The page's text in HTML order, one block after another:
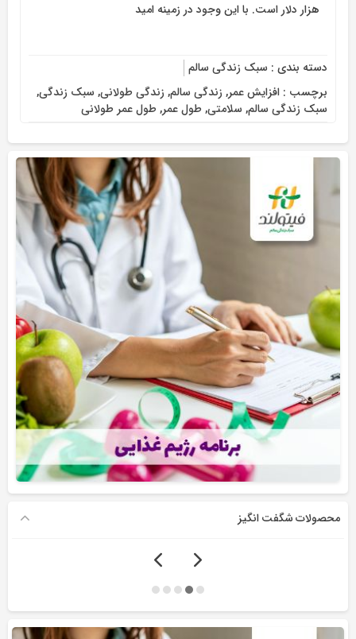
هزار دلار است. با این وجود در زمینه امید
دسته بندی : سبک زندگی سالم
برچسب : افزایش عمر, زندگی سالم, زندگی طولانی, سبک زندگی,
سبک زندگی سالم, سلامتی, طول عمر, طول عمر طولانی
محصولات شگفت انگیز